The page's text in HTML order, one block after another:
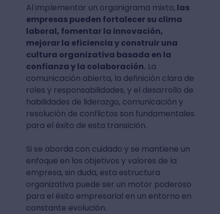
Al implementar un organigrama mixto, las
empresas pueden fortalecer su clima
laboral, fomentar la innovación,
mejorar la eficiencia y construir una
cultura organizativa basada en la
confianza y la colaboración.La
comunicación abierta, la definición clara de
roles y responsabilidades, y el desarrollo de
habilidades de liderazgo, comunicación y
resolución de conflictos son fundamentales
para el éxito de esta transición.
Si se aborda con cuidado y se mantiene un
enfoque en los objetivos y valores de la
empresa, sin duda, esta estructura
organizativa puede ser un motor poderoso
para el éxito empresarial en un entorno en
constante evolución.